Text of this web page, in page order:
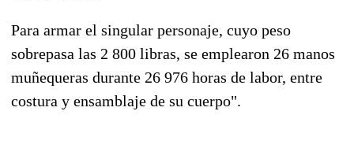
Para armar el singular personaje, cuyo peso
sobrepasa las 2 800 libras, se emplearon 26 manos
muñequeras durante 26 976 horas de labor, entre
costura y ensamblaje de su cuerpo".